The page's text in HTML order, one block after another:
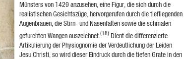
Münsters von 1429 anzusehen, eine Figur, die sich durch die
realistischen Gesichtszüge, hervorgerufen durch die tiefliegenden
Augenbrauen, die Stirn- und Nasenfalten sowie die schmalen
gefurchten Wangen auszeichnet. (18) Dient die differenzierte
Artikulierung der Physiognomie der Verdeutlichung der Leiden
Jesu Christi, so wird dieser Eindruck durch die tiefen Grate in den